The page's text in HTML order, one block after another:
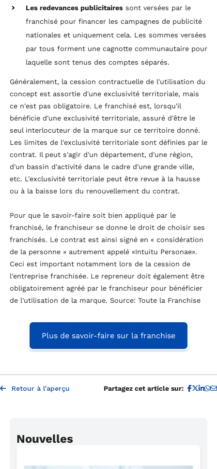
Les redevances publicitaires sont versées par le
franchisé pour financer les campagnes de publicité
nationales et uniquement cela. Les sommes versées
par tous forment une cagnotte communautaire pour
laquelle sont tenus des comptes séparés.
Généralement, la cession contractuelle de l'utilisation du
concept est assortie d'une exclusivité territoriale, mais
ce n'est pas obligatoire. Le franchisé est, lorsqu'il
bénéficie d'une exclusivité territoriale, assuré d'être le
seul interlocuteur de la marque sur ce territoire donné.
Les limites de l'exclusivité territoriale sont définies par le
contrat. Il peut s'agir d'un département, d'une région,
d'un bassin d'activité dans le cadre d'une grande ville,
etc. L'exclusivité territoriale peut être revue à la hausse
ou à la baisse lors du renouvellement du contrat.
Pour que le savoir-faire soit bien appliqué par le
franchisé, le franchiseur se donne le droit de choisir ses
franchisés. Le contrat est ainsi signé en « considération
de la personne » autrement appelé «Intuitu Personae».
Ceci est important notamment lors de la cession de
l'entreprise franchisée. Le repreneur doit également être
obligatoirement agréé par le franchiseur pour bénéficier
de l'utilisation de la marque. Source: Toute la Franchise
Plus de savoir-faire sur la franchise
Retour à l'aperçu Partagez cet article sur:
Nouvelles